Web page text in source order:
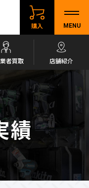
購入 MENU
者買取 店舗紹介
績